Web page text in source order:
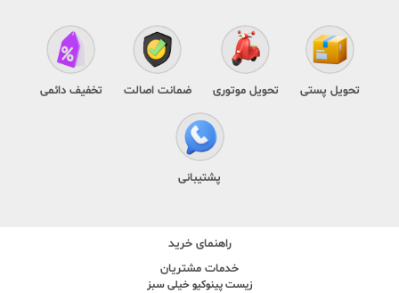
تحویل پستی تحویل موتوری ضمانت اصالت تخفیف دائمی
پشتیبانی
راهنمای خرید
خدمات مشتریان
زیست پینوکیو خیلی سبز